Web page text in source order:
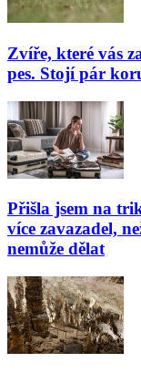
Zvíře, které vás
pes. Stojí pár
Přišla jsem na
více zavazadel,
nemůže dělat